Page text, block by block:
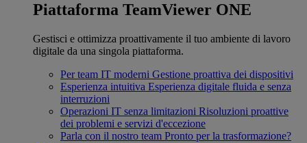
Piattaforma TeamViewer ONE
Gestisci e ottimizza proattivamente il tuo ambiente di lavoro
digitale da una singola piattaforma.
Per team IT moderni Gestione proattiva dei dispositivi
Esperienza intuitiva Esperienza digitale fluida e senza
interruzioni
Operazioni IT senza limitazioni Risoluzioni proattive
dei problemi e servizi d'eccezione
Parla con il nostro team Pronto per la trasformazione?